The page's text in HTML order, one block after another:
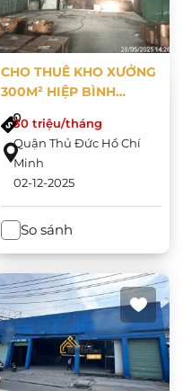
CHO THUÊ KHO XƯỞNG
300M² HIỆP BÌNH
PHƯỚC – TP. THỦ ĐỨC
30 triệu/tháng
Quận Thủ Đức Hồ Chí
Minh
02-12-2025
So sánh